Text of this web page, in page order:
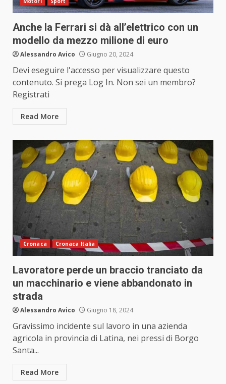
Anche la Ferrari si dà all’elettrico con un
modello da mezzo milione di euro
Alessandro Avico Giugno 20, 2024
Devi eseguire l'accesso per visualizzare questo
contenuto. Si prega Log In. Non sei un membro?
Registrati
Read More
Cronaca Cronaca Italia
Lavoratore perde un braccio tranciato da
un macchinario e viene abbandonato in
strada
Alessandro Avico Giugno 18, 2024
Gravissimo incidente sul lavoro in una azienda
agricola in provincia di Latina, nei pressi di Borgo
Santa...
Read More